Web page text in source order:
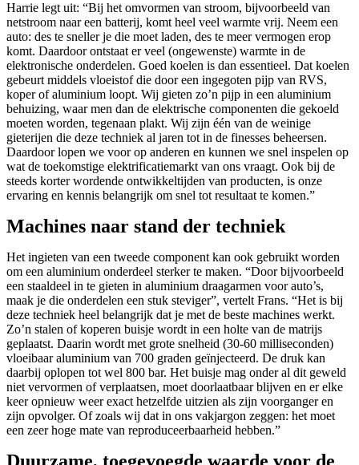
Harrie legt uit: “Bij het omvormen van stroom, bijvoorbeeld van
netstroom naar een batterij, komt heel veel warmte vrij. Neem een
auto: des te sneller je die moet laden, des te meer vermogen erop
komt. Daardoor ontstaat er veel (ongewenste) warmte in de
elektronische onderdelen. Goed koelen is dan essentieel. Dat koelen
gebeurt middels vloeistof die door een ingegoten pijp van RVS,
koper of aluminium loopt. Wij gieten zo’n pijp in een aluminium
behuizing, waar men dan de elektrische componenten die gekoeld
moeten worden, tegenaan plakt. Wij zijn één van de weinige
gieterijen die deze techniek al jaren tot in de finesses beheersen.
Daardoor lopen we voor op anderen en kunnen we snel inspelen op
wat de toekomstige elektrificatiemarkt van ons vraagt. Ook bij de
steeds korter wordende ontwikkeltijden van producten, is onze
ervaring en kennis belangrijk om snel tot resultaat te komen.”
Machines naar stand der techniek
Het ingieten van een tweede component kan ook gebruikt worden
om een aluminium onderdeel sterker te maken. “Door bijvoorbeeld
een staaldeel in te gieten in aluminium draagarmen voor auto’s,
maak je die onderdelen een stuk steviger”, vertelt Frans. “Het is bij
deze techniek heel belangrijk dat je met de beste machines werkt.
Zo’n stalen of koperen buisje wordt in een holte van de matrijs
geplaatst. Daarin wordt met grote snelheid (30-60 milliseconden)
vloeibaar aluminium van 700 graden geïnjecteerd. De druk kan
daarbij oplopen tot wel 800 bar. Het buisje mag onder al dit geweld
niet vervormen of verplaatsen, moet doorlaatbaar blijven en er elke
keer opnieuw weer exact hetzelfde uitzien als zijn voorganger en
zijn opvolger. Of zoals wij dat in ons vakjargon zeggen: het moet
een zeer hoge mate van reproduceerbaarheid hebben.”